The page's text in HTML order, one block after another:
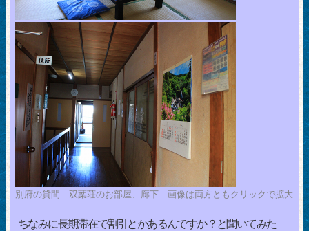
別府の貸間 双葉荘のお部屋、廊下 画像は両方ともクリックで拡大
ちなみに長期滞在で割引とかあるんですか？と聞いてみた